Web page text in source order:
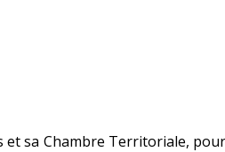
sa Chambre Territoriale,